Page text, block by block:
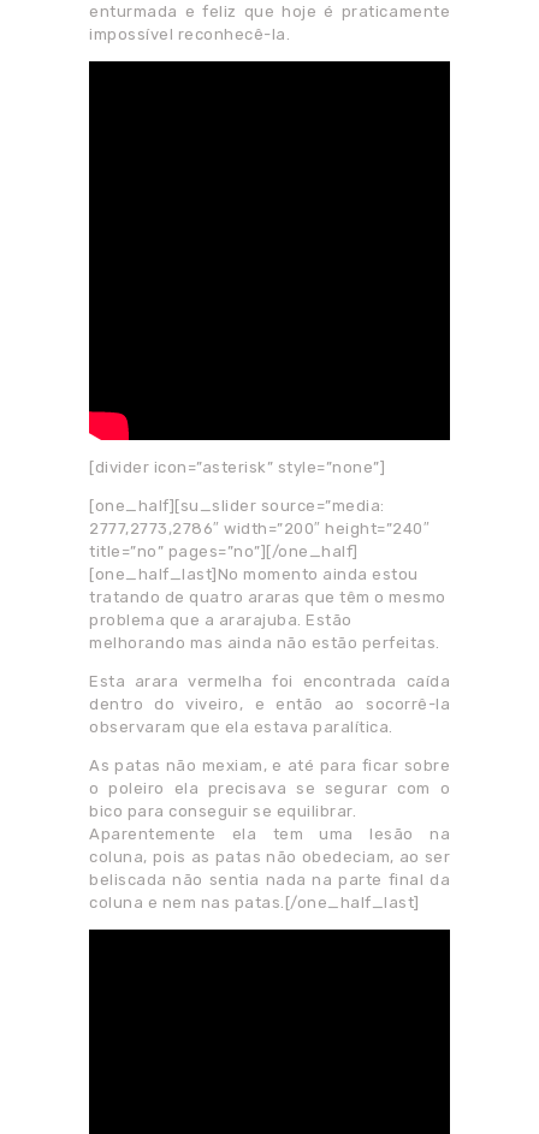
enturmada e feliz que hoje é praticamente
impossível reconhecê-la.
[divider icon=”asterisk” style=”none”]
[one_half][su_slider source=”media:
2777,2773,2786″ width=”200″ height=”240″
title=”no” pages=”no”][/one_half]
[one_half_last]No momento ainda estou
tratando de quatro araras que têm o mesmo
problema que a ararajuba. Estão
melhorando mas ainda não estão perfeitas.
Esta arara vermelha foi encontrada caída
dentro do viveiro, e então ao socorrê-la
observaram que ela estava paralítica.
As patas não mexiam, e até para ficar sobre
o poleiro ela precisava se segurar com o
bico para conseguir se equilibrar.
Aparentemente ela tem uma lesão na
coluna, pois as patas não obedeciam, ao ser
beliscada não sentia nada na parte final da
coluna e nem nas patas.[/one_half_last]